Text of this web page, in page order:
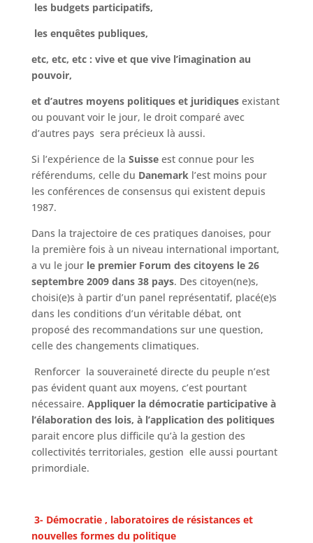
les budgets participatifs,
les enquêtes publiques,
etc, etc, etc : vive et que vive l’imagination au
pouvoir,
et d’autres moyens politiques et juridiques existant
ou pouvant voir le jour, le droit comparé avec
d’autres pays sera précieux là aussi.
Si l’expérience de la Suisseest connue pour les
référendums, celle du Danemarkl’est moins pour
les conférences de consensus qui existent depuis
1987.
Dans la trajectoire de ces pratiques danoises, pour
la première fois à un niveau international important,
a vu le jour le premier Forum des citoyens le 26
septembre 2009 dans 38 pays. Des citoyen(ne)s,
choisi(e)s à partir d’un panel représentatif, placé(e)s
dans les conditions d’un véritable débat, ont
proposé des recommandations sur une question,
celle des changements climatiques.
Renforcer la souveraineté directe du peuple n’est
pas évident quant aux moyens, c’est pourtant
nécessaire. Appliquer la démocratie participative à
l’élaboration des lois, à l’application des politiques
parait encore plus difficile qu’à la gestion des
collectivités territoriales, gestion elle aussi pourtant
primordiale.
3- Démocratie , laboratoires de résistances et
nouvelles formes du politique